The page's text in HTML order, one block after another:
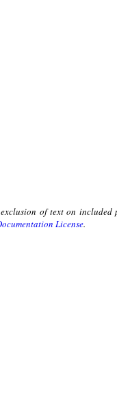
of text on
License.